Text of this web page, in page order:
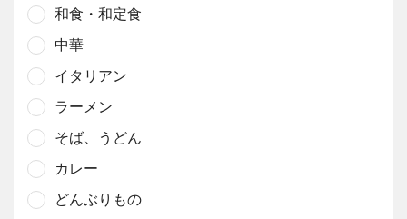
和食・和定食
中華
イタリアン
ラーメン
そば、うどん
カレー
どんぶりもの